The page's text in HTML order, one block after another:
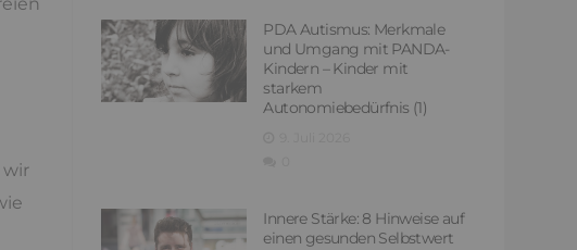
wir
PDA Autismus: Merkmale
und Umgang mit PANDA-
Kindern – Kinder mit
starkem
Autonomiebedürfnis (1)
Innere Stärke: 8 Hinweise auf
einen gesunden Selbstwert